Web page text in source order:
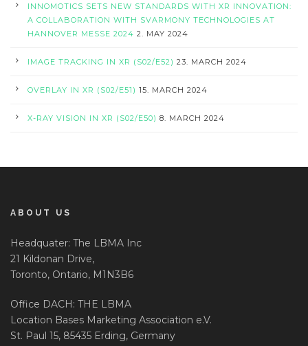
INNOMOTICS SETS NEW STANDARDS WITH XR INNOVATION:
A COLLABORATION WITH SVARMONY TECHNOLOGIES AT
HANNOVER MESSE 2024 2. MAY 2024
IMAGE TRACKING IN XR (S02/E52) 23. MARCH 2024
OVERLAY IN XR (S02/E51) 15. MARCH 2024
X-RAY VISION IN XR (S02/E50) 8. MARCH 2024
ABOUT US
Headquater: The LBMA Inc
21 Kildonan Drive,
Toronto, Ontario, M1N3B6
Office DACH: THE LBMA
Location Bases Marketing Association e.V.
St. Paul 15, 85435 Erding, Germany